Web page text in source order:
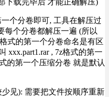
下载完毕后 才能正确解压)
个分卷即可, 工具在解压过
每个分卷都解压一遍 (所以
式的第一个分卷命名是有区
xxx.part1.rar , 7z格式的第一
的第一个压缩分卷 就是默认
见): 需要把文件按顺序重新